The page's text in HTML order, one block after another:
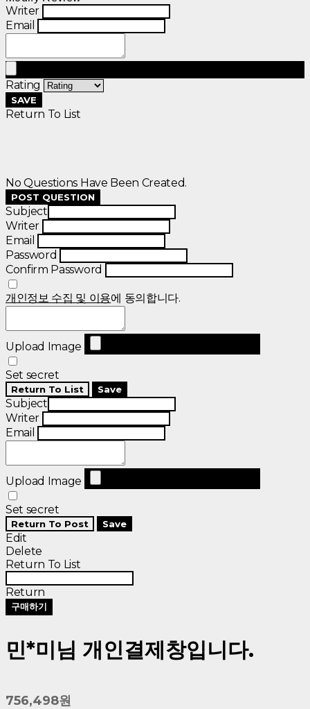
Writer
Email
Rating
SAVE
Return To List
No Questions Have Been Created.
POST QUESTION
Subject
Writer
Email
Password
Confirm Password
개인정보 수집 및 이용에 동의합니다.
Upload Image
Set secret
Return To List Save
Subject
Writer
Email
Upload Image
Set secret
Return To Post Save
Edit
Delete
Return To List
Return
구매하기
민*미님 개인결제창입니다.
756,498원